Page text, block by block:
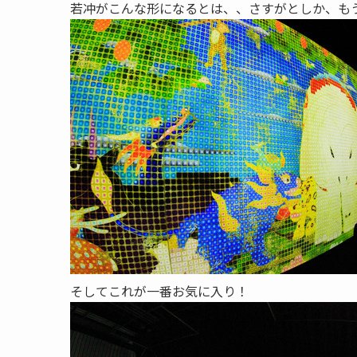
若冲がこんな形になるとは、、さすがとしか、も
そしてこれが一番お気に入り！